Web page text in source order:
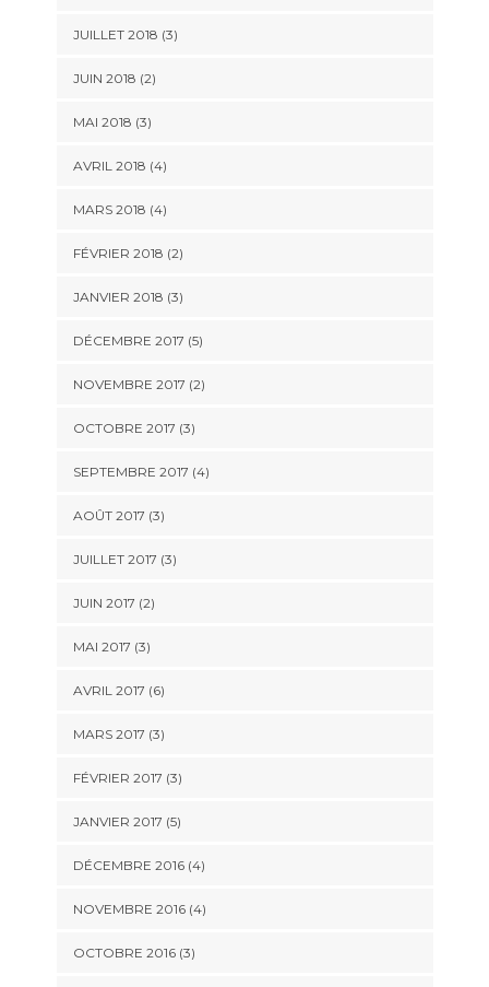
JUILLET 2018 (3)
JUIN 2018 (2)
MAI 2018 (3)
AVRIL 2018 (4)
MARS 2018 (4)
FÉVRIER 2018 (2)
JANVIER 2018 (3)
DÉCEMBRE 2017 (5)
NOVEMBRE 2017 (2)
OCTOBRE 2017 (3)
SEPTEMBRE 2017 (4)
AOÛT 2017 (3)
JUILLET 2017 (3)
JUIN 2017 (2)
MAI 2017 (3)
AVRIL 2017 (6)
MARS 2017 (3)
FÉVRIER 2017 (3)
JANVIER 2017 (5)
DÉCEMBRE 2016(4)
NOVEMBRE 2016(4)
OCTOBRE 2016(3)